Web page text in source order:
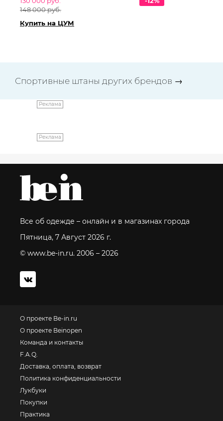
148 000 руб.
Купить на ЦУМ
Спортивные штаны других брендов →
Реклама
Реклама
Все об одежде – онлайн и в магазинах города
Пятница, 7 Август 2026 г.
© www.be-in.ru. 2006 – 2026
О проекте Be-in.ru
О проекте Beinopen
Команда и контакты
F.A.Q.
Доставка, оплата, возврат
Политика конфиденциальности
Лукбуки
Покупки
Практика